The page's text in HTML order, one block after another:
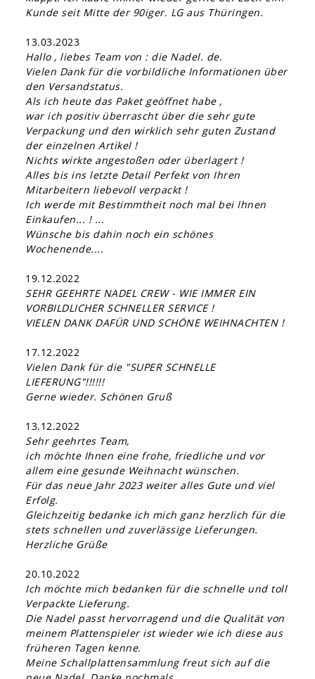
Kunde seit Mitte der 90iger. LG aus Thüringen.
13.03.2023
Hallo , liebes Team von : die Nadel. de.
Vielen Dank für die vorbildliche Informationen über
den Versandstatus.
Als ich heute das Paket geöffnet habe ,
war ich positiv überrascht über die sehr gute
Verpackung und den wirklich sehr guten Zustand
der einzelnen Artikel !
Nichts wirkte angestoßen oder überlagert !
Alles bis ins letzte Detail Perfekt von Ihren
Mitarbeitern liebevoll verpackt !
Ich werde mit Bestimmtheit noch mal bei Ihnen
Einkaufen... ! ...
Wünsche bis dahin noch ein schönes
Wochenende....
19.12.2022
SEHR GEEHRTE NADEL CREW - WIE IMMER EIN
VORBILDLICHER SCHNELLER SERVICE !
VIELEN DANK DAFÜR UND SCHÖNE WEIHNACHTEN !
17.12.2022
Vielen Dank für die "SUPER SCHNELLE
LIEFERUNG"!!!!!!
Gerne wieder. Schönen Gruß
13.12.2022
Sehr geehrtes Team,
ich möchte Ihnen eine frohe, friedliche und vor
allem eine gesunde Weihnacht wünschen.
Für das neue Jahr 2023 weiter alles Gute und viel
Erfolg.
Gleichzeitig bedanke ich mich ganz herzlich für die
stets schnellen und zuverlässige Lieferungen.
Herzliche Grüße
20.10.2022
Ich möchte mich bedanken für die schnelle und toll
Verpackte Lieferung.
Die Nadel passt hervorragend und die Qualität von
meinem Plattenspieler ist wieder wie ich diese aus
früheren Tagen kenne.
Meine Schallplattensammlung freut sich auf die